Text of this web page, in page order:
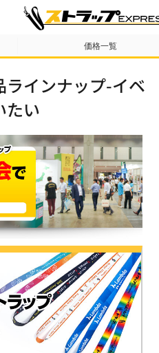
価格一覧
ラインナップ-イベ
たい